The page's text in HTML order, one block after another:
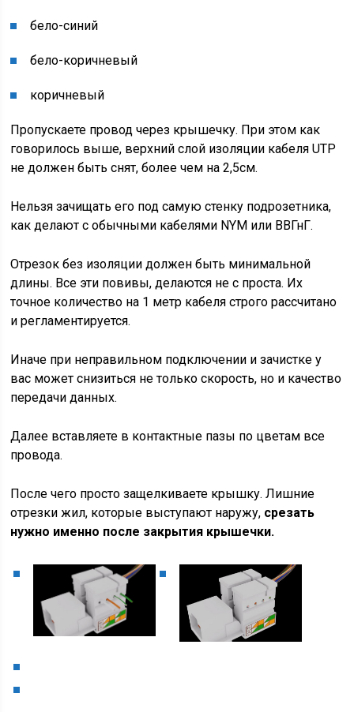
бело-синий
бело-коричневый
коричневый
Пропускаете провод через крышечку. При этом как
говорилось выше, верхний слой изоляции кабеля UTP
не должен быть снят, более чем на 2,5см.
Нельзя зачищать его под самую стенку подрозетника,
как делают с обычными кабелями NYM или ВВГнГ.
Отрезок без изоляции должен быть минимальной
длины. Все эти повивы, делаются не с проста. Их
точное количество на 1 метр кабеля строго рассчитано
и регламентируется.
Иначе при неправильном подключении и зачистке у
вас может снизиться не только скорость, но и качество
передачи данных.
Далее вставляете в контактные пазы по цветам все
провода.
После чего просто защелкиваете крышку. Лишние
отрезки жил, которые выступают наружу, срезать
нужно именно после закрытия крышечки.